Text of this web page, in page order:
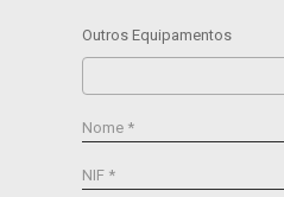
Outros Equipamentos
Nome *
NIF *